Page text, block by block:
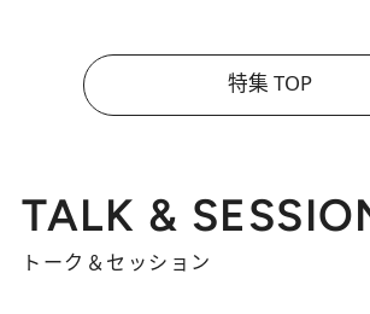
特集 TOP
TALK &
トーク＆セッション